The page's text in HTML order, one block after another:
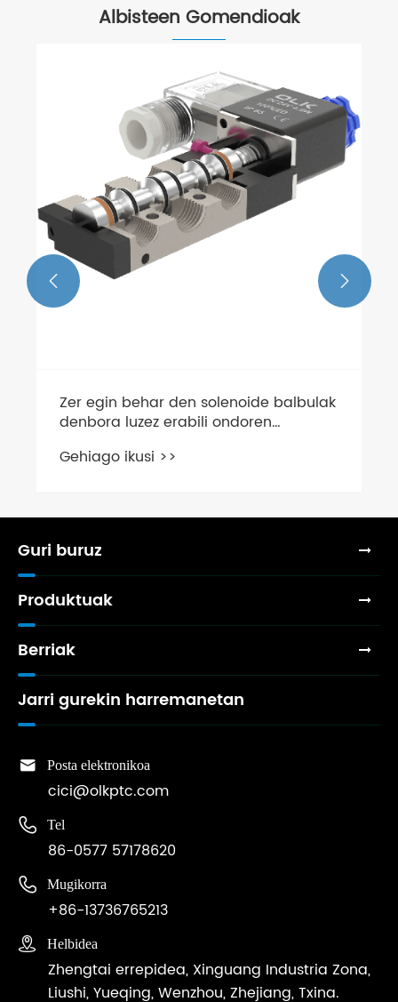
Albisteen Gomendioak
Zer egin behar den solenoide balbulak
denbora luzez erabili ondoren
Gehiago ikusi >>
 
Guri buruz
Produktuak
Berriak
Jarri gurekin harremanetan
 Posta elektronikoa
cici@olkptc.com
 Tel
86-0577 57178620
 Mugikorra
+86-13736765213
 Helbidea
Zhengtai errepidea, Xinguang Industria Zona,
Liushi, Yueqing, Wenzhou, Zhejiang, Txina.